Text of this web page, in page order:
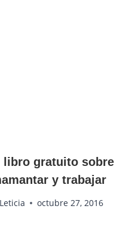
libro gratuito sobre
y trabajar
Leticia octubre 27, 2016